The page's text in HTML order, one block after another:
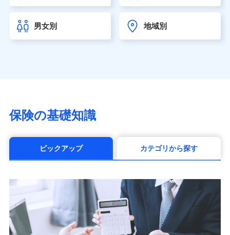
チューリッヒ生命保険株式会社
東京海上日動あんしん生命保険株式会社
（https://www.tmn-anshin.co.jp/）
マニュライフ生命保険株式会社
（https://www.manulife.co.jp/）
（https://www.msa-life.co.jp/）
メットライフ生命株式会社(https://www.metlife.co.jp/)
■少額短期保険
株式会社アシロ少額短期保険 (https://kailash.co.jp/)
SBIいきいき少額短期保険会社 (https://www.i-
sedai.com/)
男女別 地域別
保険の基礎知識
ピックアップ カテゴリから探す